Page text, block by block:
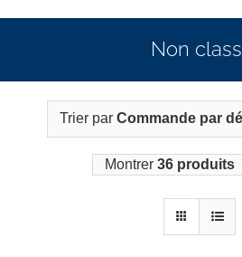
Non
Trier par Commande par
Montrer 36 produits